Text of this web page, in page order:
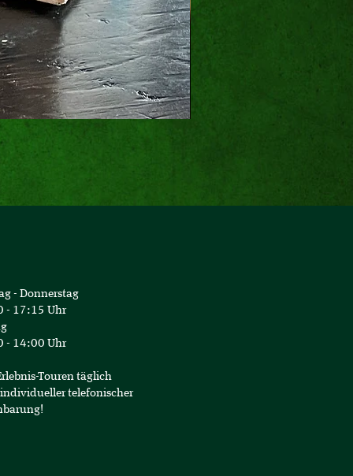
- Donnerstag
- 17:15 Uhr
- 14:00 Uhr
Touren täglich
telefonischer